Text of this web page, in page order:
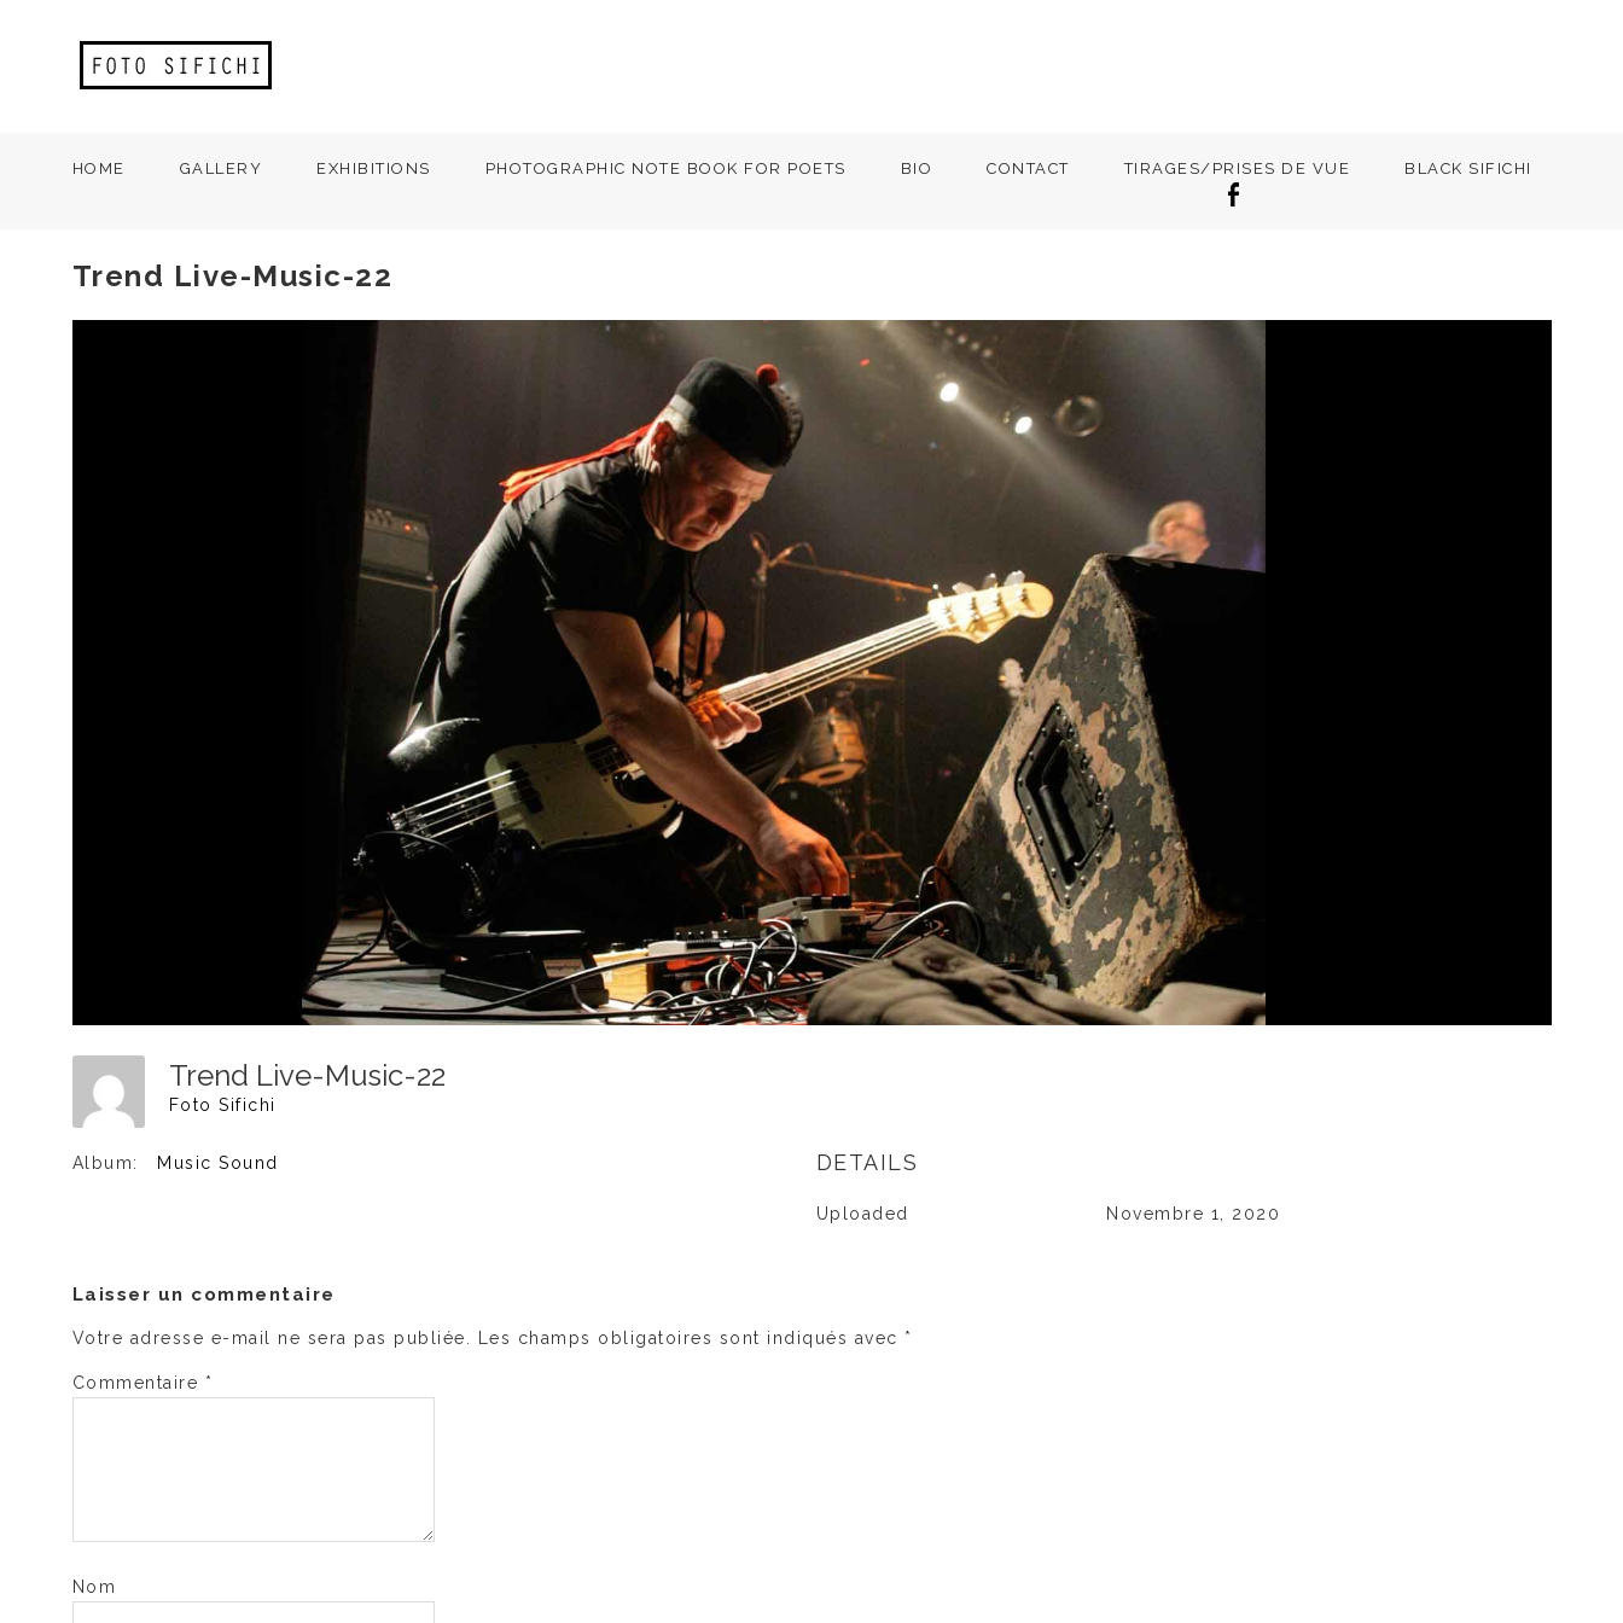
HOME GALLERY EXHIBITIONS PHOTOGRAPHIC NOTE BOOK FOR POETS BIO CONTACT TIRAGES/PRISES DE VUE BLACK SIFICHI
Trend Live-Music-22
Trend Live-Music-22
Foto Sifichi
Album: Music Sound DETAILS
Uploaded Novembre 1, 2020
Laisser un commentaire
Votre adresse e-mail ne sera pas publiée. Les champs obligatoires sont indiqués avec *
Commentaire *
Nom